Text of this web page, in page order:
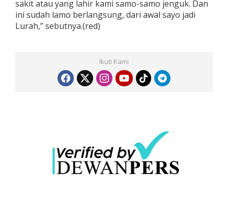
sakit atau yang lahir kami samo-samo jenguk. Dan
ini sudah lamo berlangsung, dari awal sayo jadi
Lurah,” sebutnya.(red)
Ikuti Kami